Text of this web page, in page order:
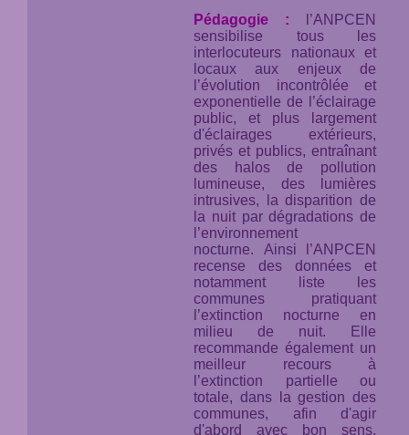
Pédagogie :
l’ANPCEN
sensibilise tous les
interlocuteurs nationaux et
locaux aux enjeux de
l’évolution incontrôlée et
exponentielle de l’éclairage
public, et plus largement
d'éclairages extérieurs,
privés et publics, entraînant
des halos de pollution
lumineuse, des lumières
intrusives, la disparition de
la nuit par dégradations de
l’environnement
nocturne. Ainsi l’ANPCEN
recense des données et
notamment liste les
communes pratiquant
l’extinction nocturne en
milieu de nuit. Elle
recommande également un
meilleur recours à
l’extinction partielle ou
totale, dans la gestion des
communes, afin d'agir
d'abord avec bon sens,